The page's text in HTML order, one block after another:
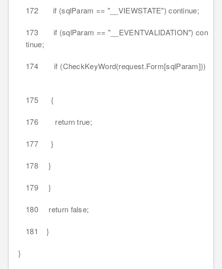
172 if (sqlParam == "__VIEWSTATE") continue;
173 if (sqlParam == "__EVENTVALIDATION") con
tinue;
174 if (CheckKeyWord(request.Form[sqlParam]))
175 {
176 return true;
177 }
178 }
179 }
180 return false;
181 }
}